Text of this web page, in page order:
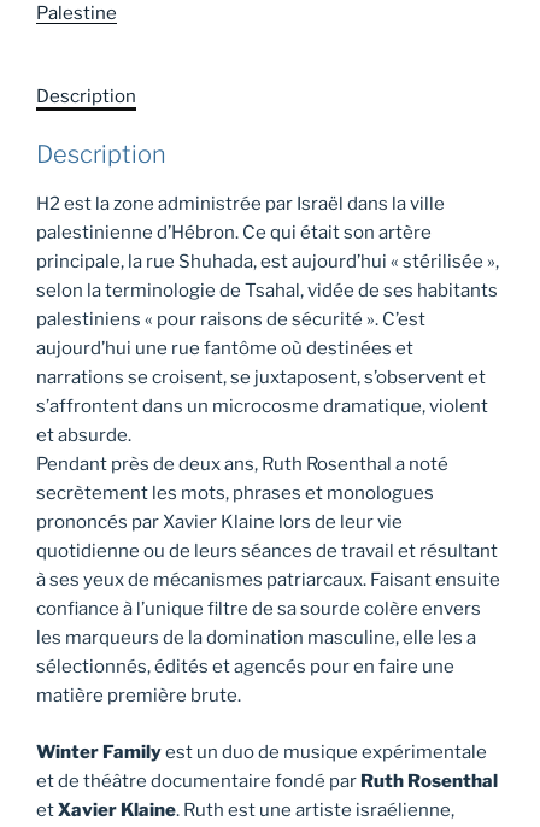
Hébron
vivre
confinement
éternel
Winter
Family
Palestine
Description
Description
H2 est la zone administrée par Israël dans la ville
palestinienne d’Hébron. Ce qui était son artère
principale, la rue Shuhada, est aujourd’hui « stérilisée »,
selon la terminologie de Tsahal, vidée de ses habitants
palestiniens « pour raisons de sécurité ». C’est
aujourd’hui une rue fantôme où destinées et
narrations se croisent, se juxtaposent, s’observent et
s’affrontent dans un microcosme dramatique, violent
et absurde.
Pendant près de deux ans, Ruth Rosenthal a noté
secrètement les mots, phrases et monologues
prononcés par Xavier Klaine lors de leur vie
quotidienne ou de leurs séances de travail et résultant
à ses yeux de mécanismes patriarcaux. Faisant ensuite
confiance à l’unique filtre de sa sourde colère envers
les marqueurs de la domination masculine, elle les a
sélectionnés, édités et agencés pour en faire une
matière première brute.
Winter Familyest un duo de musique expérimentale
et de théâtre documentaire fondé par Ruth Rosenthal
etXavier Klaine. Ruth est une artiste israélienne,